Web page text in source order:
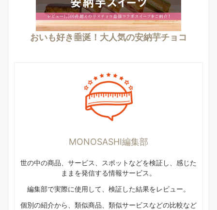
おいも好き垂涎！大人気の安納芋チョコ
MONOSASHI編集部
世の中の商品、サービス、スポットなどを検証し、感じた
ままを発信する情報サービス。
編集部で実際に使用して、検証した結果をレビュー。
個別の紹介から、類似商品、類似サービスなどの比較など